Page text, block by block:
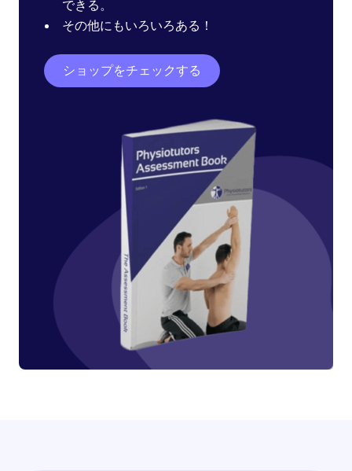
できる。
その他にもいろいろある！
ショップをチェックする